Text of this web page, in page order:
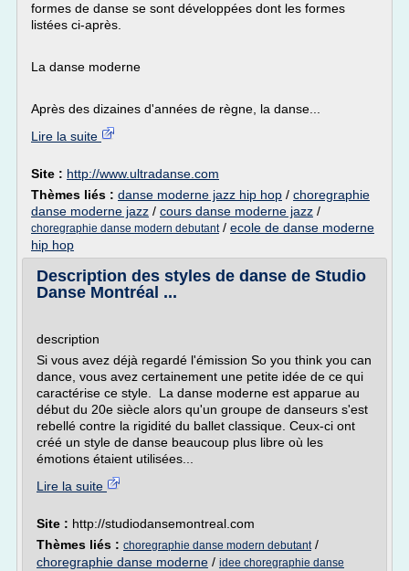
formes de danse se sont développées dont les formes
listées ci-après.
La danse moderne
Après des dizaines d'années de règne, la danse...
Lire la suite
Site : http://www.ultradanse.com
Thèmes liés : danse moderne jazz hip hop / choregraphie
danse moderne jazz / cours danse moderne jazz /
choregraphie danse modern debutant/ ecole de danse moderne
hip hop
Description des styles de danse de Studio
Danse Montréal ...
description
Si vous avez déjà regardé l'émission So you think you can
dance, vous avez certainement une petite idée de ce qui
caractérise ce style. La danse moderne est apparue au
début du 20e siècle alors qu'un groupe de danseurs s'est
rebellé contre la rigidité du ballet classique. Ceux-ci ont
créé un style de danse beaucoup plus libre où les
émotions étaient utilisées...
Lire la suite
Site : http://studiodansemontreal.com
Thèmes liés : choregraphie danse modern debutant/
choregraphie danse moderne / idee choregraphie danse